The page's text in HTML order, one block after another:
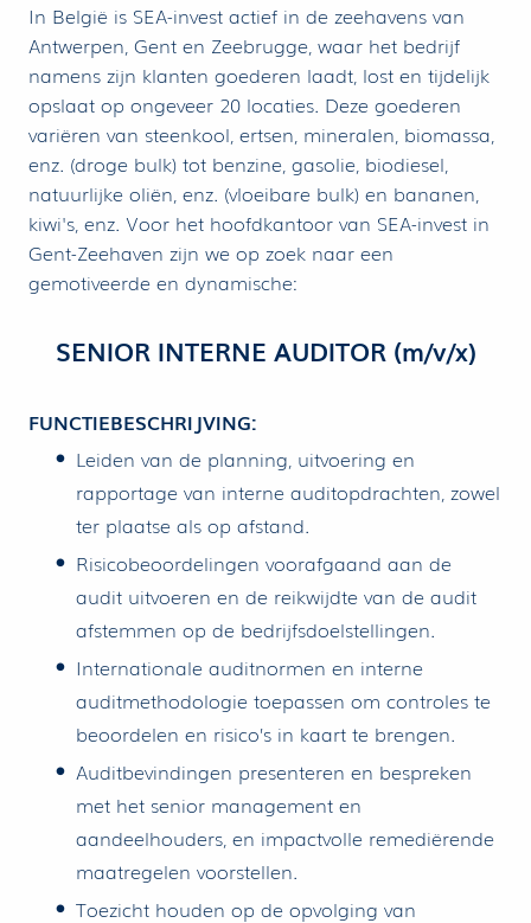
In België is SEA-invest actief in de zeehavens van
Antwerpen, Gent en Zeebrugge, waar het bedrijf
namens zijn klanten goederen laadt, lost en tijdelijk
opslaat op ongeveer 20 locaties. Deze goederen
variëren van steenkool, ertsen, mineralen, biomassa,
enz. (droge bulk) tot benzine, gasolie, biodiesel,
natuurlijke oliën, enz. (vloeibare bulk) en bananen,
kiwi's, enz. Voor het hoofdkantoor van SEA-invest in
Gent-Zeehaven zijn we op zoek naar een
gemotiveerde en dynamische:
SENIOR INTERNE AUDITOR (m/v/x)
FUNCTIEBESCHRIJVING:
Leiden van de planning, uitvoering en
rapportage van interne auditopdrachten, zowel
ter plaatse als op afstand.
Risicobeoordelingen voorafgaand aan de
audit uitvoeren en de reikwijdte van de audit
afstemmen op de bedrijfsdoelstellingen.
Internationale auditnormen en interne
auditmethodologie toepassen om controles te
beoordelen en risico’s in kaart te brengen.
Auditbevindingen presenteren en bespreken
met het senior management en
aandeelhouders, en impactvolle remediërende
maatregelen voorstellen.
Toezicht houden op de opvolging van